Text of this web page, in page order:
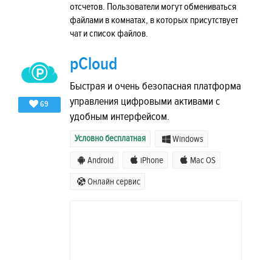
отсчетов. Пользователи могут обмениваться
файлами в комнатах, в которых присутствует
чат и список файлов.
69
pCloud
Быстрая и очень безопасная платформа
управления цифровыми активами с
удобным интерфейсом.
Условно бесплатная Windows
Android iPhone Mac OS
Онлайн сервис